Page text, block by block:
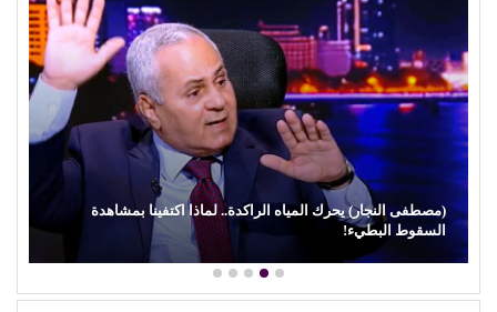
(مصطفى النجار) يحرك المياه الراكدة.. لماذا اكتفينا بمشاهدة
السقوط البطيء!